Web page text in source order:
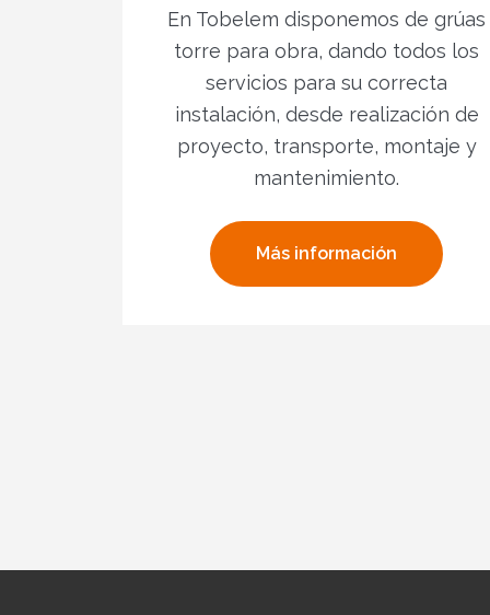
En Tobelem disponemos de grúas
torre para obra, dando todos los
servicios para su correcta
instalación, desde realización de
proyecto, transporte, montaje y
mantenimiento.
Más información